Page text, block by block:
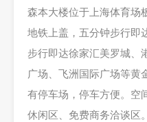
森本大楼位于上海体育场
地铁上盖，五分钟步行即
步行即达徐家汇美罗城、
广场、飞洲国际广场等黄
有停车场，停车方便。空
休闲区、免费商务洽谈区